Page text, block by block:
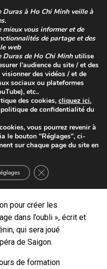
de l’option arts
accueilli Hélène
pour créer les
dans l’oubli », écrit et
qui sera joué
de Saigon.
de formation
Duras à Ho Chi Minhveille à
vous informer et de
de partage et des
web
Duras de Ho Chi Minhutilise
l’audience du site / et des
des vidéos / et de
sociaux ou plateformes
etc..
des cookies, cliquez ici.
politique de confidentialité du
vous pourrez revenir à
le bouton "Réglages", ci-
sur chaque page du site en
Close GDPR Cookie